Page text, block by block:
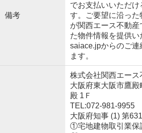
備考
でお支払いいただ
す。ご要望に沿っ
が関西エース不動
た物件情報を提供
saiace.jpからのご連
ます。
株式会社関西エース
大阪府東大阪市鷹
殿 1Ｆ
TEL:072-981-9955
大阪府知事 (1) 第
①宅地建物取引業保